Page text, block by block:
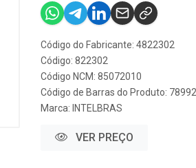
Código do Fabricante: 4822302
Código: 822302
Código NCM: 85072010
Código de Barras do Produto:
Marca: INTELBRAS
VER PREÇO